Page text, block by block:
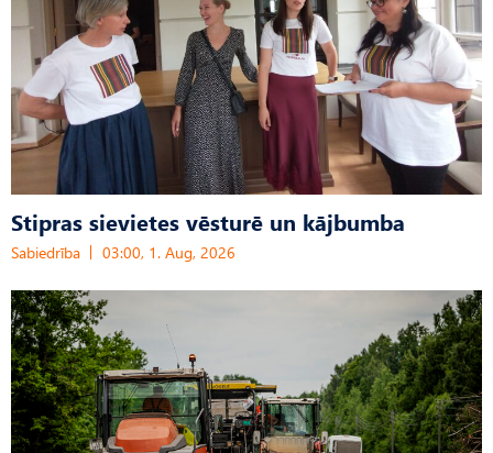
Stipras sievietes vēsturē un kājbumba
Sabiedrība 03:00, 1. Aug, 2026